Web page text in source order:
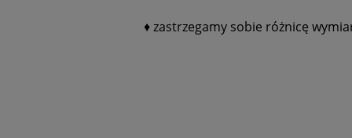
♦ zastrzegamy sobie różnicę